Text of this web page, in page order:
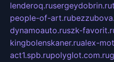
lenderoq.rusergeydobrin.ru
people-of-art.ru
dynamoauto.ruszk-
kingbolenskaner.rualex-
act1.spb.rupolyglot.com.ru